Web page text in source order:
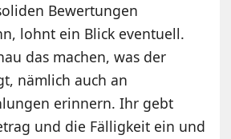
Bewertungen
lohnt ein Blick eventuell.
das machen, was der
nämlich auch an
erinnern. Ihr gebt
und die Fälligkeit ein und